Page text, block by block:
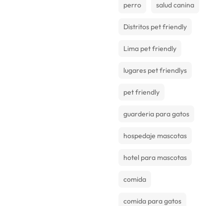
perro salud canina
Distritos pet friendly
Lima pet friendly
lugares pet friendlys
pet friendly
guarderia para gatos
hospedaje mascotas
hotel para mascotas
comida
comida para gatos